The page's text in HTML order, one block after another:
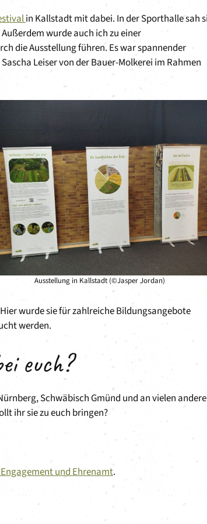
in Kallstadt mit dabei. In der Sporthalle sah
wurde auch ich zu einer
die Ausstellung führen. Es war spannender
Leiser von der Bauer-Molkerei im Rahmen
Ausstellung in Kallstadt (©Jasper Jordan)
wurde sie für zahlreiche Bildungsangebote
werden.
euch?
Schwäbisch Gmünd und an vielen
ihr sie zu euch bringen?
und Ehrenamt.